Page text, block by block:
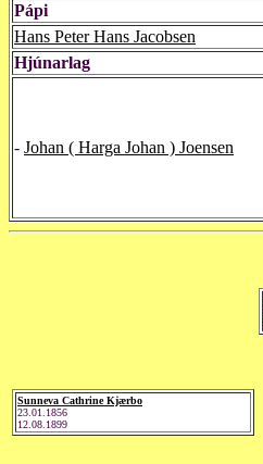
Pápi
Hans Peter Hans Jacobsen
Hjúnarlag
- Johan ( Harga Johan ) Joensen
Sunneva Cathrine Kjærbo
23.01.1856
12.08.1899